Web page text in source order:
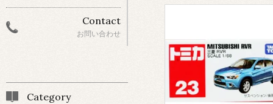
Contact
お問い合わせ
Category